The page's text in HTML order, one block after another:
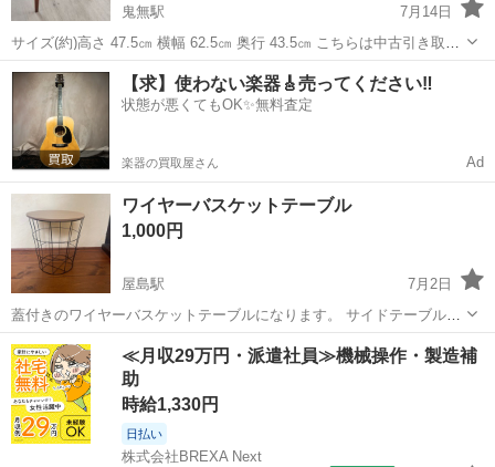
鬼無駅
7月14日
サイズ(約)高さ 47.5㎝ 横幅 62.5㎝ 奥行 43.5㎝ こちらは中古引き取り
品です。 小傷や汚れ等、全体的に使用感、経年感があります。 写真に
写っていない所にも汚れキズ等ある場合があります。 気...
香川 高松市 鬼無駅 テーブル サイドテーブル
【求】使わない楽器🎸売ってください‼️
状態が悪くてもOK✨無料査定
楽器の買取屋さん Ad
ワイヤーバスケットテーブル
1,000円
屋島駅
7月2日
蓋付きのワイヤーバスケットテーブルになります。 サイドテーブルと
して多用途にてお使い頂けます。 丸型角に少し使用感ありますが目立
った傷や汚れなどはありません。
香川 高松市 屋島駅 テーブル
≪月収29万円・派遣社員≫機械操作・製造補
助
時給1,330円
日払い
株式会社BREXA Next